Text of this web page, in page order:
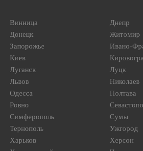
Винница
Днепр
Донецк
Житомир
Запорожье
Ивано-
Киев
Луганск
Луцк
Львов
Николаев
Одесса
Полтава
Ровно
Симферополь
Сумы
Тернополь
Ужгород
Харьков
Херсон